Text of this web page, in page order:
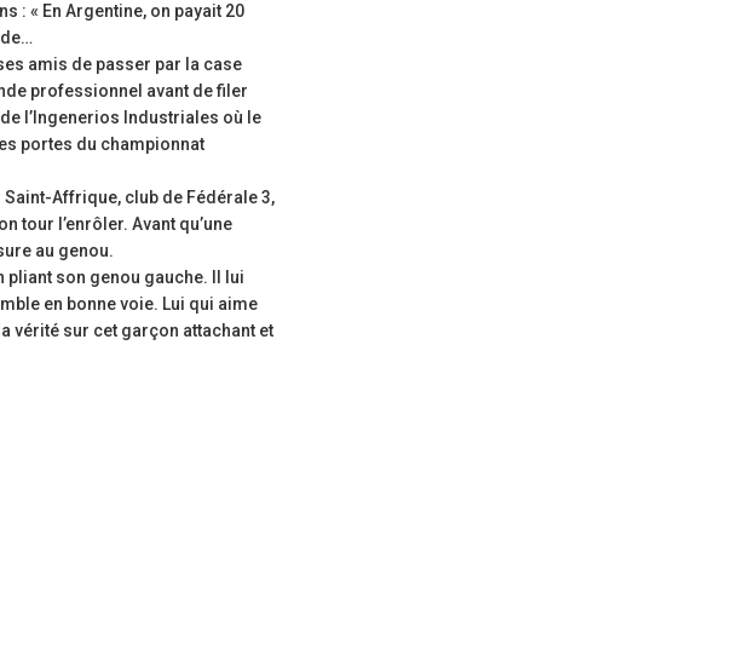
: « En Argentine, on payait 20
amis de passer par la case
professionnel avant de filer
l’Ingenerios Industriales où le
portes du championnat
Affrique, club de Fédérale 3,
tour l’enrôler. Avant qu’une
au genou.
pliant son genou gauche. Il lui
en bonne voie. Lui qui aime
vérité sur cet garçon attachant et